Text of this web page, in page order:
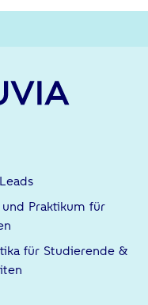
Praktikum für
für Studierende &